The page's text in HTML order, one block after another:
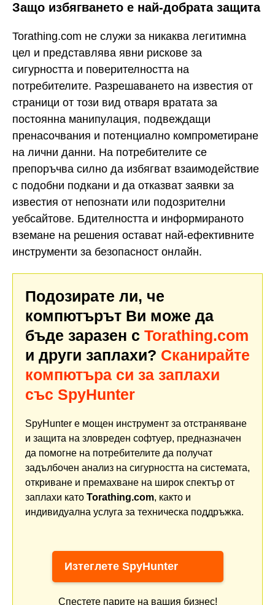
Защо избягването е най-добрата защита
Torathing.com не служи за никаква легитимна
цел и представлява явни рискове за
сигурността и поверителността на
потребителите. Разрешаването на известия от
страници от този вид отваря вратата за
постоянна манипулация, подвеждащи
пренасочвания и потенциално компрометиране
на лични данни. На потребителите се
препоръчва силно да избягват взаимодействие
с подобни подкани и да отказват заявки за
известия от непознати или подозрителни
уебсайтове. Бдителността и информираното
вземане на решения остават най-ефективните
инструменти за безопасност онлайн.
Подозирате ли, че
компютърът Ви може да
бъде заразен с Torathing.com
и други заплахи? Сканирайте
компютъра си за заплахи
със SpyHunter
SpyHunter е мощен инструмент за отстраняване
и защита на зловреден софтуер, предназначен
да помогне на потребителите да получат
задълбочен анализ на сигурността на системата,
откриване и премахване на широк спектър от
заплахи като Torathing.com, както и
индивидуална услуга за техническа поддръжка.
Изтеглете SpyHunter
Спестете парите на вашия бизнес!